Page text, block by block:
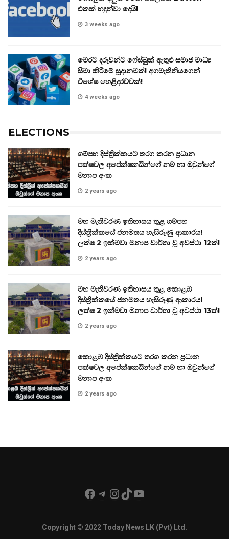
එකක් හඳුන්වා දෙයි!
3 weeks ago
මෙරට දරුවන්ට ෆේස්බුක් ඇතුළු සමාජ මාධ්‍ය
සීමා කිරීමේ සූදානමක්! අගමැතිනියගෙන්
විශේෂ හෙළිදරව්වක්!
4 weeks ago
ELECTIONS
ගම්පහ දිස්ත්‍රික්කයට තරග කරන ප්‍රධාන
පක්ෂවල අපේක්ෂකයින්ගේ නම් හා ඔවුන්ගේ
මනාප අංක
2 years ago
මහ මැතිවරණ ඉතිහාසය තුළ ගම්පහ
දිස්ත්‍රික්කයේ ජනමතය හැසිරුණු ආකාරය!
ලක්ෂ 2 ඉක්මවා මනාප වාර්තා වූ අවස්ථා 12ක්!
2 years ago
මහ මැතිවරණ ඉතිහාසය තුළ කොළඹ
දිස්ත්‍රික්කයේ ජනමතය හැසිරුණු ආකාරය!
ලක්ෂ 2 ඉක්මවා මනාප වාර්තා වූ අවස්ථා 13ක්!
2 years ago
කොළඹ දිස්ත්‍රික්කයට තරග කරන ප්‍රධාන
පක්ෂවල අපේක්ෂකයින්ගේ නම් හා ඔවුන්ගේ
මනාප අංක
2 years ago
Facebook
Telegram
Instagram
TikTok
YouTube
Copyright © 2022 Today News LK (Pvt) Ltd.